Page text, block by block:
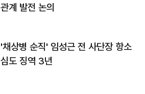
관계 발전 논의
'채상병 순직' 임성근 전 사단장 항소
심도 징역 3년